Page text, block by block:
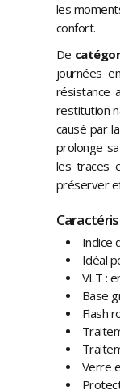
les
confort.
De
journées
résistance
restitution
causé par
prolonge
les traces
préserver
Indice
Idéal
VLT :
Base
Flash
Verre